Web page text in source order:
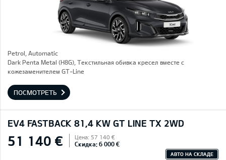
Petrol, Automatic
Dark Penta Metal (H8G), Текстильная обивка кресел вместе с
кожезаменителем GT-Line
ПОСМОТРЕТЬ
EV4 FASTBACK 81,4 KW GT LINE TX 2WD
51 140 € Цена: 57 140 €
Скидка: 6 000 €
АВТО НА СКЛАДЕ